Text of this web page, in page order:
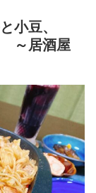
小豆、
～居酒屋